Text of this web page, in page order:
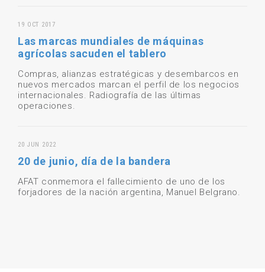
19 OCT 2017
Las marcas mundiales de máquinas
agrícolas sacuden el tablero
Compras, alianzas estratégicas y desembarcos en
nuevos mercados marcan el perfil de los negocios
internacionales. Radiografía de las últimas
operaciones.
20 JUN 2022
20 de junio, día de la bandera
AFAT conmemora el fallecimiento de uno de los
forjadores de la nación argentina, Manuel Belgrano.